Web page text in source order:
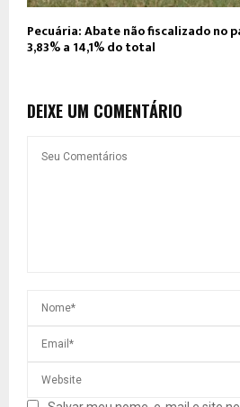
Pecuária: Abate não fiscalizado no
3,83% a 14,1% do total
DEIXE UM COMENTÁRIO